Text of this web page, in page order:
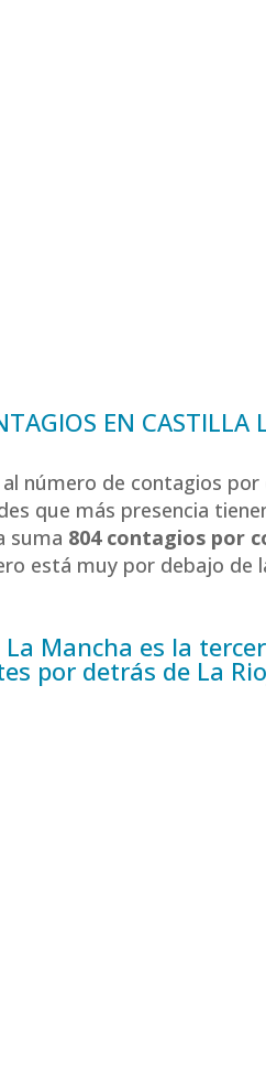
EN CASTILLA
número de contagios
que más presencia
suma 804 contagios por
está muy por debajo de
La Mancha es la
por detrás de La